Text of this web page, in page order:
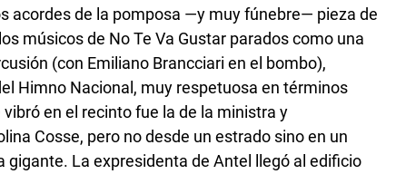
acordes de la pomposa —y muy fúnebre— pieza de
músicos de No Te Va Gustar parados como una
(con Emiliano Brancciari en el bombo),
Himno Nacional, muy respetuosa en términos
en el recinto fue la de la ministra y
Cosse, pero no desde un estrado sino en un
gigante. La expresidenta de Antel llegó al edificio